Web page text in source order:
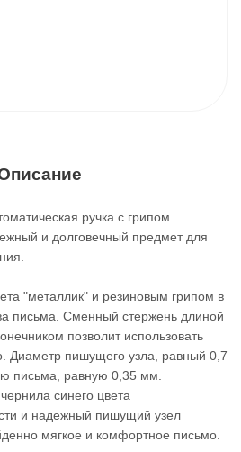
ручка с грипом
и долговечный предмет для
"металлик" и резиновым грипом в
письма. Сменный стержень длиной
позволит использовать
Диаметр пишущего узла, равный 0,7
письма, равную 0,35 мм.
синего цвета
и надежный пишущий узел
мягкое и комфортное письмо.